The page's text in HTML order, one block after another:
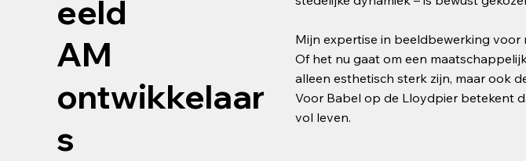
eeld
AM
ontwikkelaar
s
Mijn expertise in beeldbewerking
Of het nu gaat om een
alleen esthetisch sterk zijn, maar ook
Voor Babel op de Lloydpier betekent
vol leven.